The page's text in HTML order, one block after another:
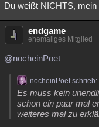
Du weißt NICHTS, mein
endgame
ehemaliges Mitglied
@nocheinPoet
nocheinPoet schrieb:
Es muss kein
schon ein paar mal
weiteres mal zu